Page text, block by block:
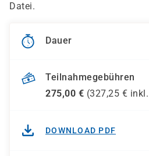
Datei.
Dauer
Teilnahmegebühren
275,00 € (327,25 € inkl.
DOWNLOAD PDF